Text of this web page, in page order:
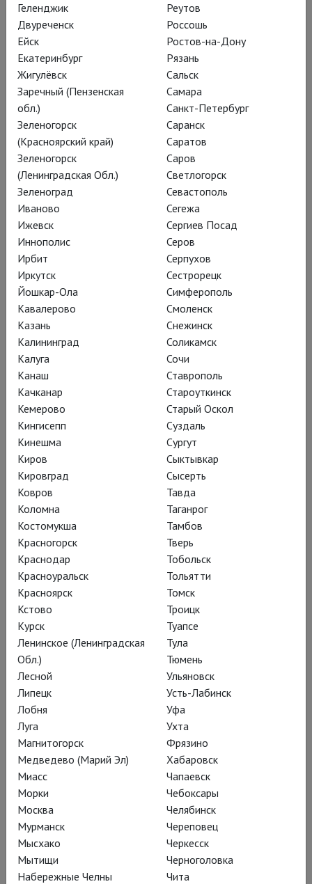
Проклятое дитя». За эту роль Паркер в 2017 году получил
премию Лоуренса Оливье (лучшая мужская роль),
зрительскую премию WhatsOnStage и был номинирован на
премию «Тони» (лучший актер) за бродвейскую версию
постановки.
Как у многих британских актеров, карьера Джейми Паркера
тесно связана с именем Шекспира: помимо «генриады», он
играл в «Глобусе» в спектакле «Как вам это понравится»,
участвовал в двух эпизодах документального сериала BBC
“Shakespeare Uncovered” и сыграл Гамлета в
радиопостановке шекспировской трагедии на BBC4 в 2014
году.
Постановки
Глобус: Генрих IV (Часть 1)
Глобус: Генрих IV (Часть 2)
Геленджик
Двуреченск
Ейск
Екатеринбург
Жигулёвск
Заречный (Пензенская
обл.)
Зеленогорск
(Красноярский край)
Зеленогорск
(Ленинградская Обл.)
Зеленоград
Иваново
Ижевск
Иннополис
Ирбит
Иркутск
Йошкар-Ола
Кавалерово
Казань
Калининград
Калуга
Канаш
Качканар
Кемерово
Кингисепп
Кинешма
Киров
Кировград
Ковров
Коломна
Костомукша
Красногорск
Краснодар
Красноуральск
Красноярск
Кстово
Курск
Ленинское (Ленинградская
Обл.)
Лесной
Липецк
Лобня
Луга
Магнитогорск
Медведево (Марий Эл)
Миасс
Морки
Москва
Мурманск
Мысхако
Мытищи
Набережные Челны
Реутов
Россошь
Ростов-на-Дону
Рязань
Сальск
Самара
Санкт-Петербург
Саранск
Саратов
Саров
Светлогорск
Севастополь
Сегежа
Сергиев Посад
Серов
Серпухов
Сестрорецк
Симферополь
Смоленск
Снежинск
Соликамск
Сочи
Ставрополь
Староуткинск
Старый Оскол
Суздаль
Сургут
Сыктывкар
Сысерть
Тавда
Таганрог
Тамбов
Тверь
Тобольск
Тольятти
Томск
Троицк
Туапсе
Тула
Тюмень
Ульяновск
Усть-Лабинск
Уфа
Ухта
Фрязино
Хабаровск
Чапаевск
Чебоксары
Челябинск
Череповец
Черкесск
Черноголовка
Чита